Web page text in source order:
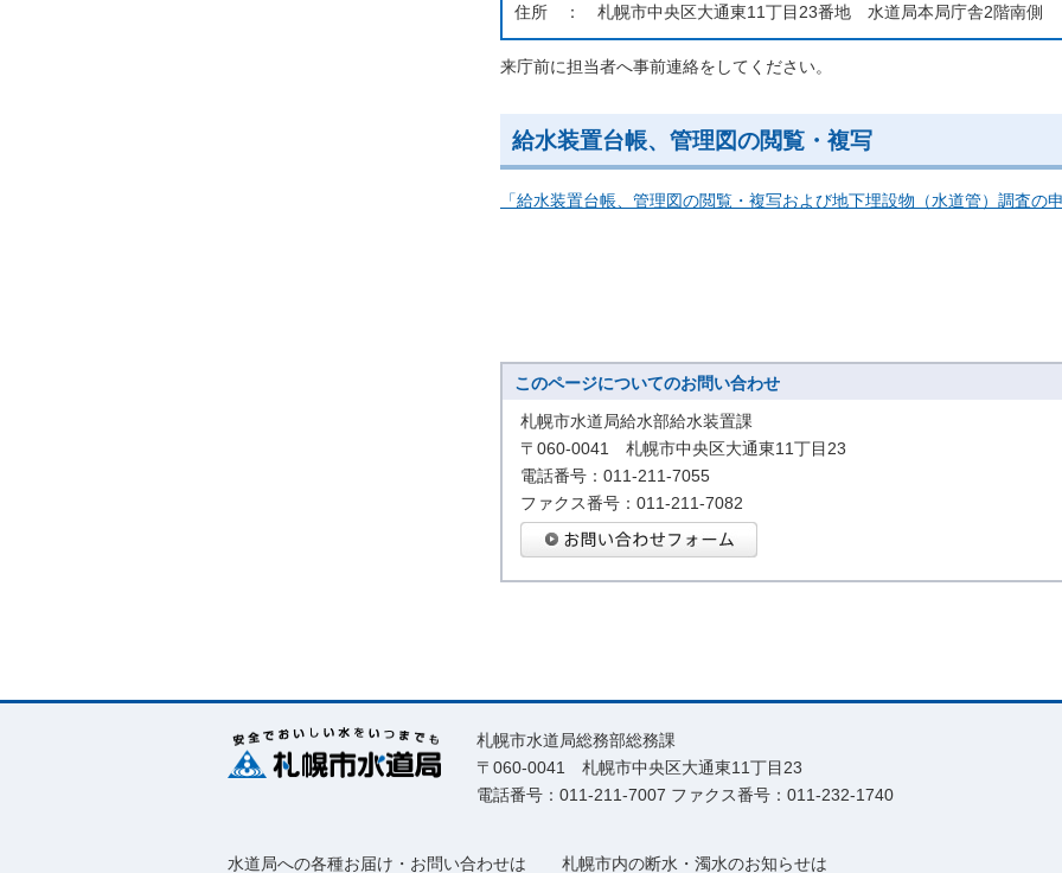
住所 ： 札幌市中央区大通東11丁目23番地 水道局本局庁舎2階南側
来庁前に担当者へ事前連絡をしてください。
給水装置台帳、管理図の閲覧・複写
「給水装置台帳、管理図の閲覧・複写および地下埋設物（水道管）調査の
このページについてのお問い合わせ
札幌市水道局給水部給水装置課
〒060-0041 札幌市中央区大通東11丁目23
電話番号：011-211-7055
ファクス番号：011-211-7082
札幌市水道局総務部総務課
〒060-0041 札幌市中央区大通東11丁目23
電話番号：011-211-7007 ファクス番号：011-232-1740
水道局への各種お届け・お問い合わせは 札幌市内の断水・濁水のお知らせは